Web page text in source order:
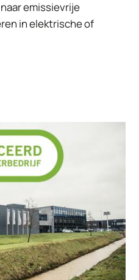
emissievrije
in elektrische of